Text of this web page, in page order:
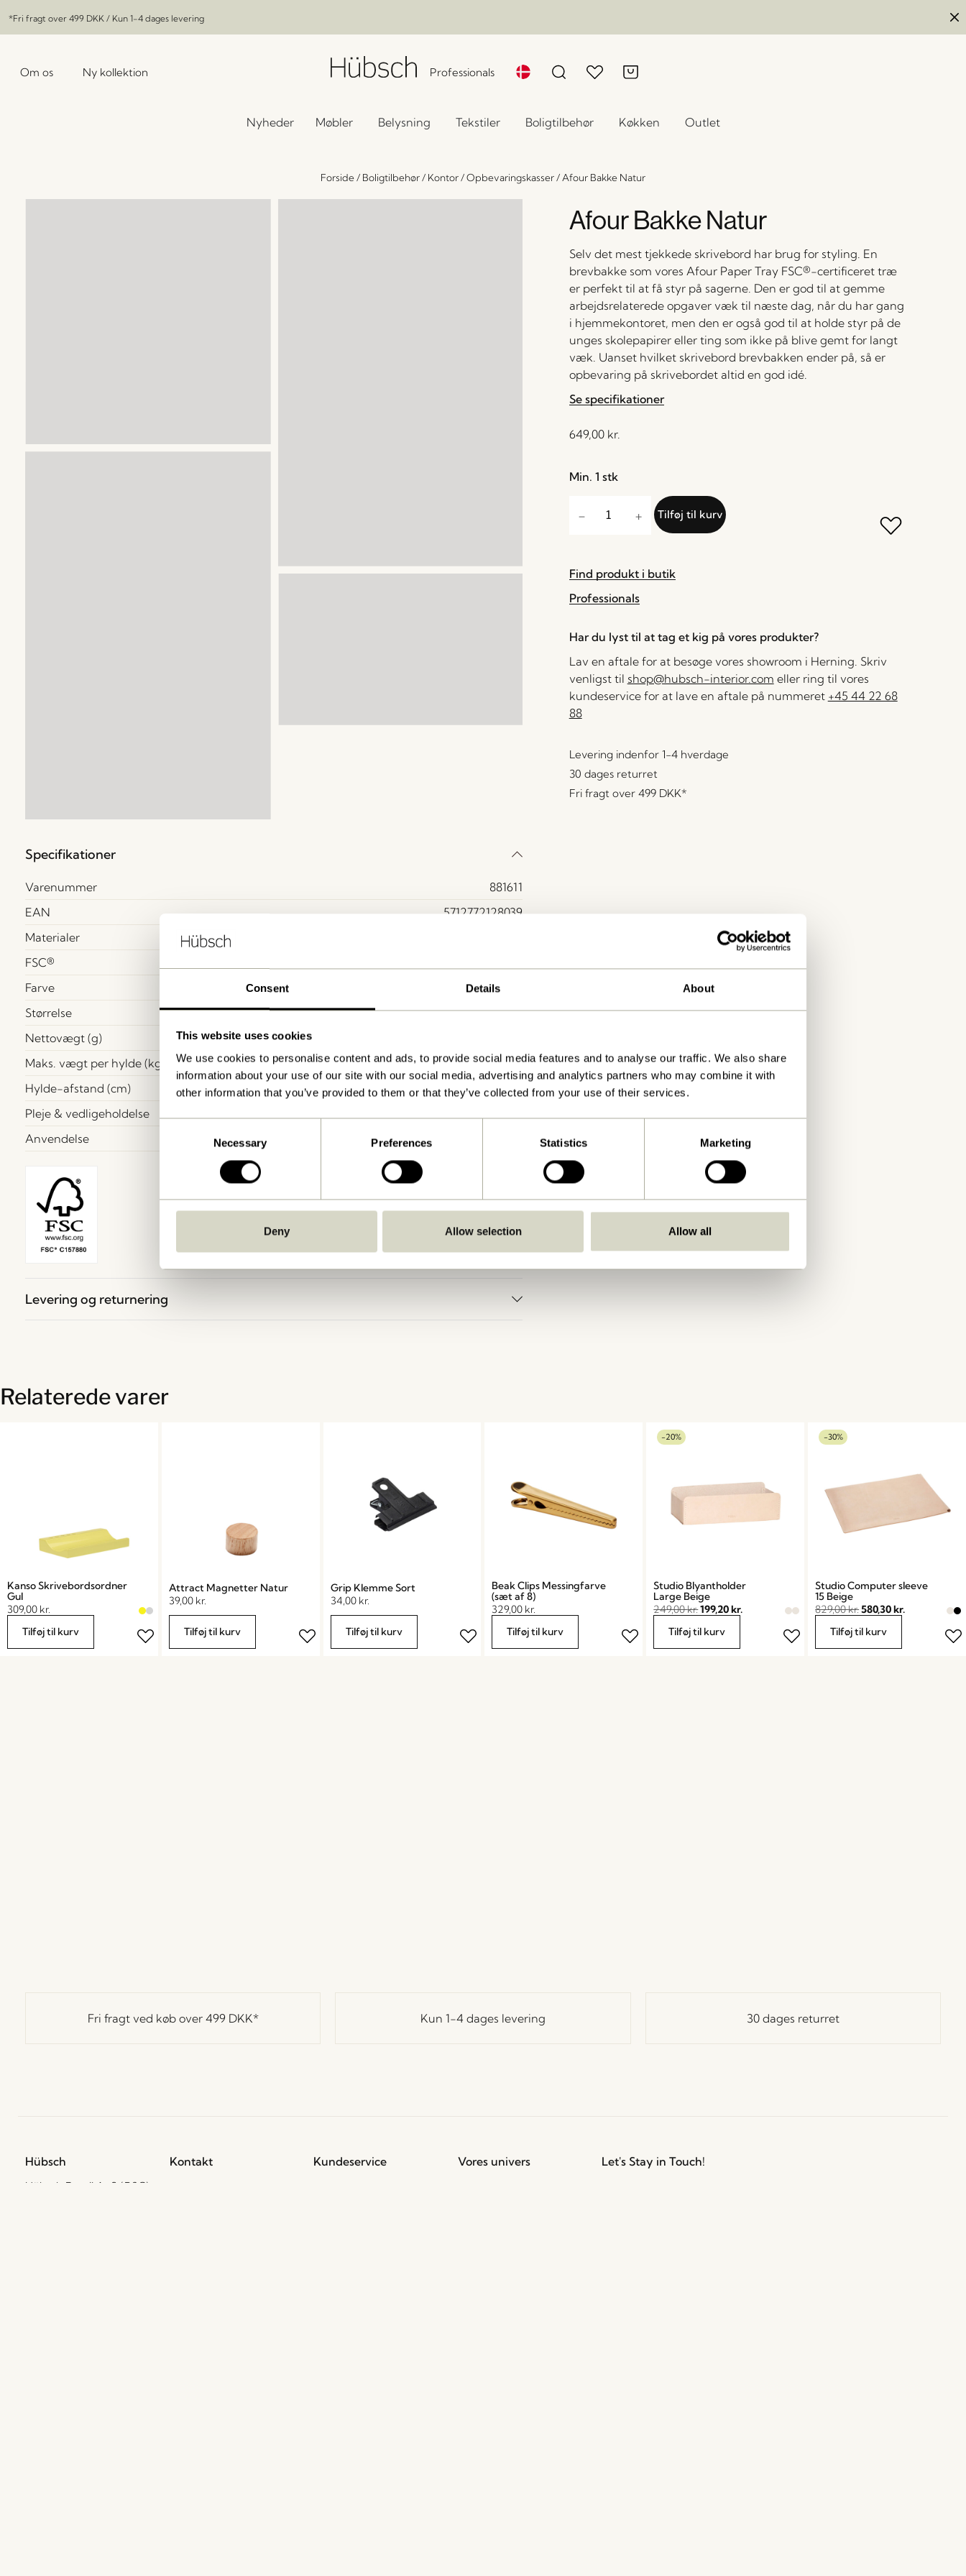
Consent Details About
This website uses cookies
We use cookies to personalise content and ads, to provide social media features and to analyse our traffic. We also share
information about your use of our site with our social media, advertising and analytics partners who may combine it with
other information that you’ve provided to them or that they’ve collected from your use of their services.
Necessary Preferences Statistics Marketing
Deny Allow selection Allow all
*Fri fragt over 499 DKK / Kun 1-4 dages levering
Om os Ny kollektion Professionals
Nyheder Møbler Belysning Tekstiler Boligtilbehør Køkken Outlet
Forside/ Boligtilbehør/ Kontor/Opbevaringskasser/ Afour Bakke Natur
Specifikationer
Varenummer
881611
EAN
5712772128039
Materialer
FSC®
Farve
Natur
Størrelse
33x22xh15cm
Nettovægt (g)
Maks. vægt per hylde (kg)
1
Hylde-afstand (cm)
9
Pleje & vedligeholdelse
Anvendelse
Levering og returnering
Afour Bakke Natur
Selv det mest tjekkede skrivebord har brug for styling. En
brevbakke som vores Afour Paper Tray FSC®-certificeret træ
er perfekt til at få styr på sagerne. Den er god til at gemme
arbejdsrelaterede opgaver væk til næste dag, når du har gang
i hjemmekontoret, men den er også god til at holde styr på de
unges skolepapirer eller ting som ikke på blive gemt for langt
væk. Uanset hvilket skrivebord brevbakken ender på, så er
opbevaring på skrivebordet altid en god idé.
Se specifikationer
649,00 kr.
Min. 1 stk
Tilføj til kurv
Find produkt i butik
Professionals
Har du lyst til at tag et kig på vores produkter?
Lav en aftale for at besøge vores showroom i Herning. Skriv
venligst til shop@hubsch-interior.com eller ring til vores
kundeservice for at lave en aftale på nummeret +45 44 22 68
88
Levering indenfor 1-4 hverdage
30 dages returret
Fri fragt over 499 DKK*
Relaterede varer
Kanso Skrivebordsordner
Gul
309,00 kr.
Tilføj til kurv
Attract Magnetter Natur
39,00 kr.
Tilføj til kurv
Grip Klemme Sort
34,00 kr.
Tilføj til kurv
Beak Clips Messingfarve
(sæt af 8)
329,00 kr.
Tilføj til kurv
-20%
Studio Blyantholder
Large Beige
249,00kr.199,20kr.
Tilføj til kurv
-30%
Studio Computer sleeve
15 Beige
829,00kr.580,30kr.
Tilføj til kurv
Fri fragt ved køb over 499 DKK* Kun 1-4 dages levering 30 dages returret
Hübsch
Hübsch Retail ApS (B2C)
Kontakt
Kundeservice Vores univers
Let's Stay in Touch!